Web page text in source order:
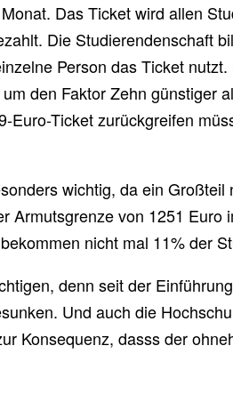
Das Ticket wird allen
Die Studierendenschaft
Person das Ticket
den Faktor Zehn günstiger
Ticket zurückgreifen
wichtig, da ein
von 1251 Euro
nicht mal 11% der
denn seit der
Und auch die
Konsequenz, dasss der